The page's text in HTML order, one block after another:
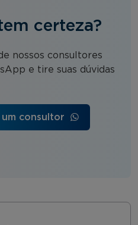
certeza?
nossos consultores
e tire suas dúvidas
consultor